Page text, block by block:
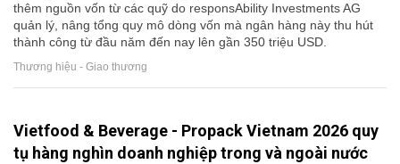
thêm nguồn vốn từ các quỹ do responsAbility Investments AG
quản lý, nâng tổng quy mô dòng vốn mà ngân hàng này thu hút
thành công từ đầu năm đến nay lên gần 350 triệu USD.
Thương hiệu - Giao thương
Vietfood & Beverage - Propack Vietnam 2026 quy
tụ hàng nghìn doanh nghiệp trong và ngoài nước